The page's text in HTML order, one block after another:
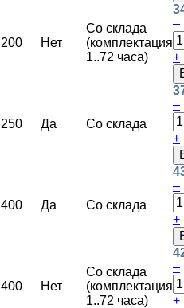
200 Нет
Со склада
(комплектация
1..72 часа)
–
+
250 Да Со склада
–
+
400 Да Со склада
–
+
400 Нет
Со склада
(комплектация
1..72 часа)
–
+